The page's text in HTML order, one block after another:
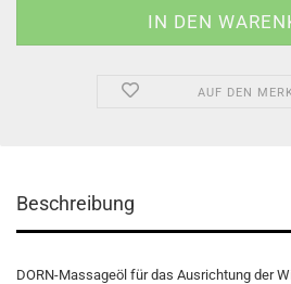
AUF DEN
Beschreibung
DORN-Massageöl für das Ausrichtung der